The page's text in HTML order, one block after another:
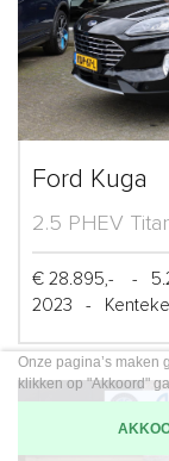
Ford Kuga
2.5 PHEV
€ 28.895,- -
2023
-
Onze pagina’s maken
klikken op "Akkoord"